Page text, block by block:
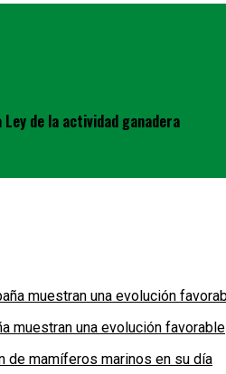
de la actividad ganadera
muestran una evolución favorable